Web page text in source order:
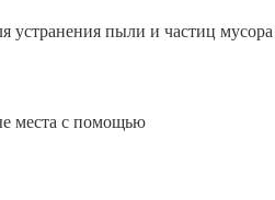
устранения пыли и частиц мусора
места с помощью